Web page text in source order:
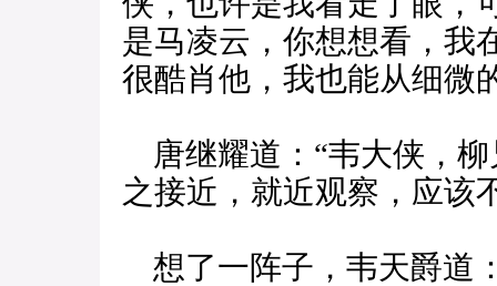
是马凌云，你想想看，我
很酷肖他，我也能从细微
唐继耀道：“韦大侠，
之接近，就近观察，应该
想了一阵子，韦天爵道